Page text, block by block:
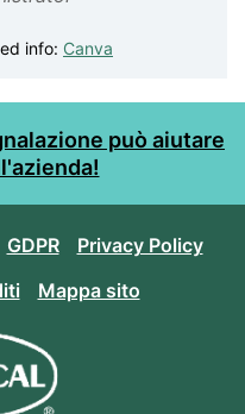
info: Canva
può aiutare
GDPR
Privacy Policy
Mappa sito